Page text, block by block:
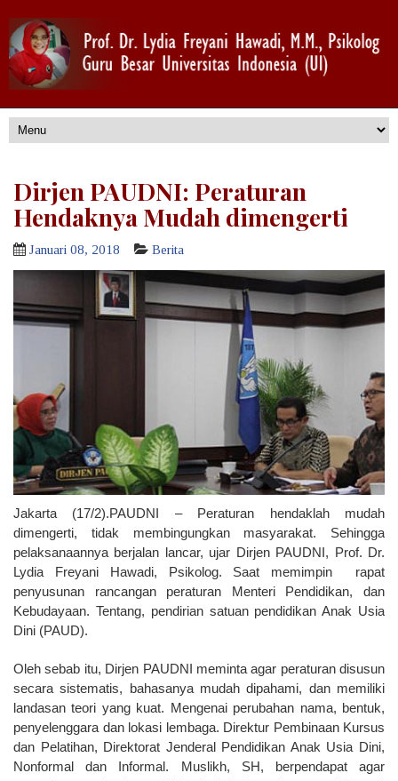
Dirjen PAUDNI: Peraturan
Hendaknya Mudah dimengerti
Januari 08, 2018 Berita
Jakarta (17/2).PAUDNI – Peraturan hendaklah mudah
dimengerti, tidak membingungkan masyarakat. Sehingga
pelaksanaannya berjalan lancar, ujar Dirjen PAUDNI, Prof. Dr.
Lydia Freyani Hawadi, Psikolog. Saat memimpin rapat
penyusunan rancangan peraturan Menteri Pendidikan, dan
Kebudayaan. Tentang, pendirian satuan pendidikan Anak Usia
Dini (PAUD).
Oleh sebab itu, Dirjen PAUDNI meminta agar peraturan disusun
secara sistematis, bahasanya mudah dipahami, dan memiliki
landasan teori yang kuat. Mengenai perubahan nama, bentuk,
penyelenggara dan lokasi lembaga. Direktur Pembinaan Kursus
dan Pelatihan, Direktorat Jenderal Pendidikan Anak Usia Dini,
Nonformal dan Informal. Muslikh, SH, berpendapat agar